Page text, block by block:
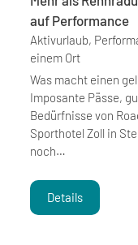
auf Performance
Aktivurlaub,
einem Ort
Was macht einen
Imposante Pässe,
Bedürfnisse von
Sporthotel Zoll in
noch…
Details